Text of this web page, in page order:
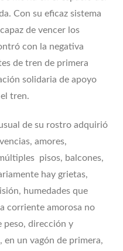
Con su eficaz sistema
de vencer los
con la negativa
de tren de primera
solidaria de apoyo
tren.
de su rostro adquirió
amores,
pisos, balcones,
hay grietas,
humedades que
corriente amorosa no
peso, dirección y
en un vagón de primera,